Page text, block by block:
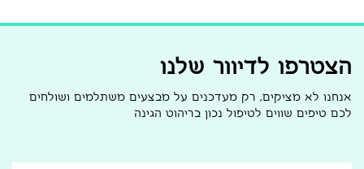
הצטרפו לדיוור שלנו
אנחנו לא מציקים, רק מעדכנים על מבצעים משתלמים ושולחים
לכם טיפים שווים לטיפול נכון בריהוט הגינה